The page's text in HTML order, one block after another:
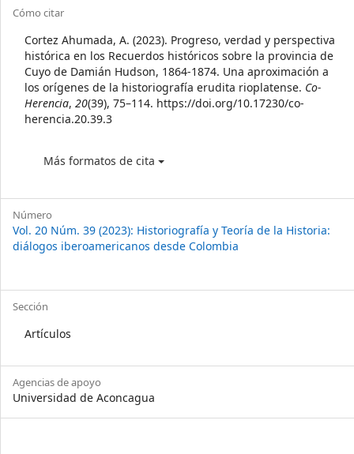
Article
Details
Cómo citar
Cortez Ahumada, A. (2023). Progreso, verdad y perspectiva
histórica en los Recuerdos históricos sobre la provincia de
Cuyo de Damián Hudson, 1864-1874. Una aproximación a
los orígenes de la historiografía erudita rioplatense. Co-
Herencia, 20(39), 75–114. https://doi.org/10.17230/co-
herencia.20.39.3
Más formatos de cita
Número
Vol. 20 Núm. 39 (2023): Historiografía y Teoría de la Historia:
diálogos iberoamericanos desde Colombia
Sección
Artículos
Agencias de apoyo
Universidad de Aconcagua